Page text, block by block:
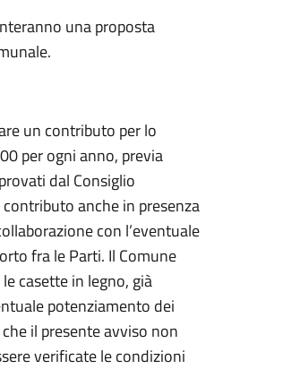
una proposta
un contributo per lo
per ogni anno, previa
dal Consiglio
anche in presenza
con l’eventuale
fra le Parti. Il Comune
casette in legno, già
potenziamento dei
il presente avviso non
verificate le condizioni